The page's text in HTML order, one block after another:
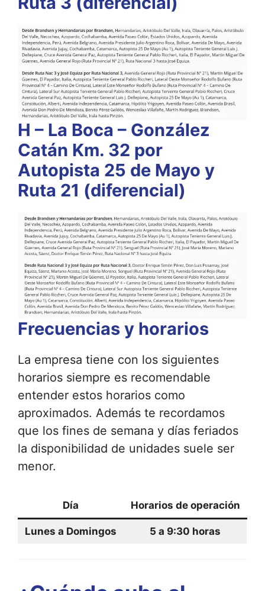
H – La Boca – González
Catán Km. 32 por
Autopista 25 de Mayo y
Ruta 21 (diferencial)
Frecuencias y horarios
La empresa tiene con los siguientes
horarios siempre es recomendable
entender estos horarios como
aproximados. Además te recordamos
que los fines de semana y días feriados
la disponibilidad de unidades suele ser
menor.
Día Horarios de operación
Lunes a Domingos 5 a 9:30 horas